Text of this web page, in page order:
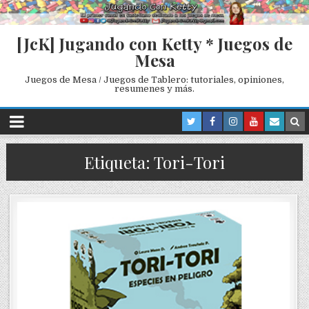
[JcK] Jugando con Ketty * Juegos de
Mesa
Juegos de Mesa / Juegos de Tablero: tutoriales, opiniones,
resumenes y más.
Etiqueta: Tori-Tori